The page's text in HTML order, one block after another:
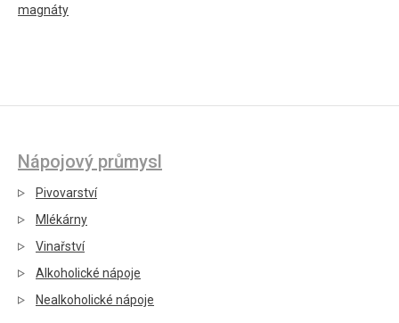
magnáty
Nápojový průmysl
Pivovarství
Mlékárny
Vinařství
Alkoholické nápoje
Nealkoholické nápoje